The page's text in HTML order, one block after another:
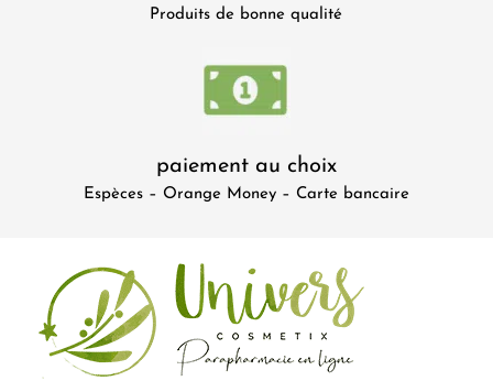
Produits de bonne qualité
paiement au choix
Espèces – Orange Money – Carte bancaire